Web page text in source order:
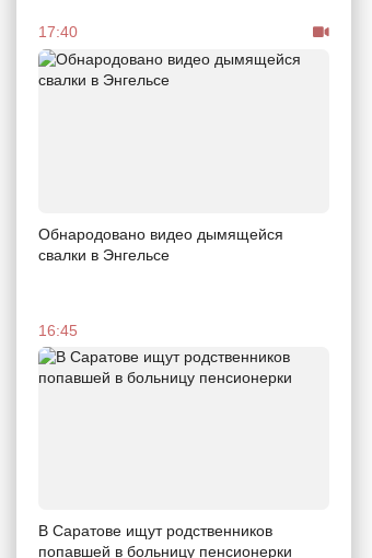
17:40
Обнародовано видео дымящейся
свалки в Энгельсе
16:45
В Саратове ищут родственников
попавшей в больницу пенсионерки